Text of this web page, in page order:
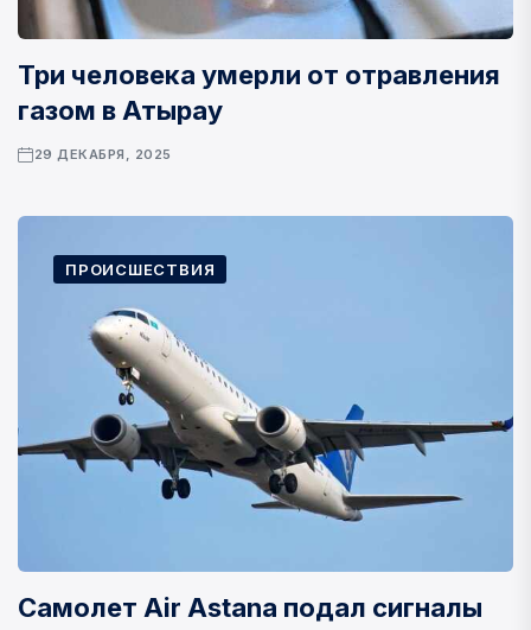
Три человека умерли от отравления
газом в Атырау
29 ДЕКАБРЯ, 2025
ПРОИСШЕСТВИЯ
Самолет Air Astana подал сигналы